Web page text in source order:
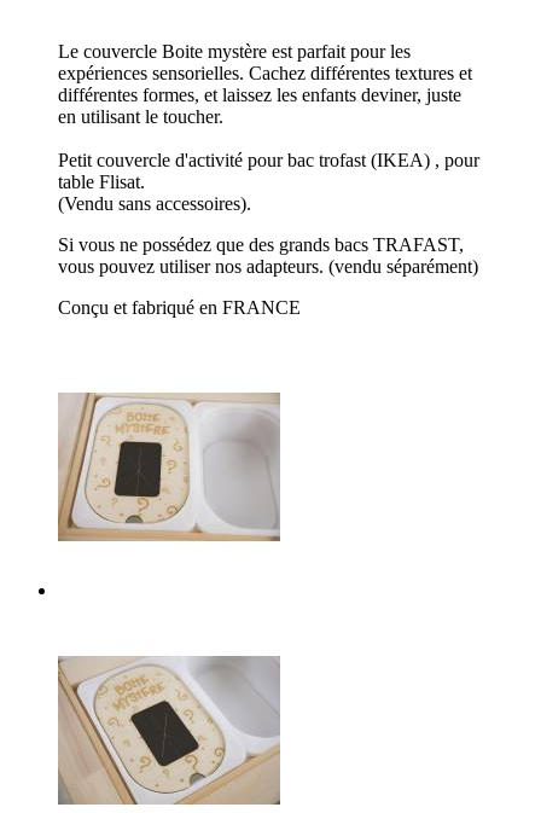
Le couvercle Boite mystère est parfait pour les
expériences sensorielles. Cachez différentes textures et
différentes formes, et laissez les enfants deviner, juste
en utilisant le toucher.
Petit couvercle d'activité pour bac trofast (IKEA) , pour
table Flisat.
(Vendu sans accessoires).
Si vous ne possédez que des grands bacs TRAFAST,
vous pouvez utiliser nos adapteurs. (vendu séparément)
Conçu et fabriqué en FRANCE